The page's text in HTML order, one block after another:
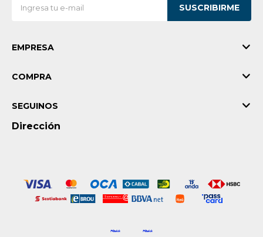
SUSCRIBIRME
EMPRESA
COMPRA
Dirección
SEGUINOS